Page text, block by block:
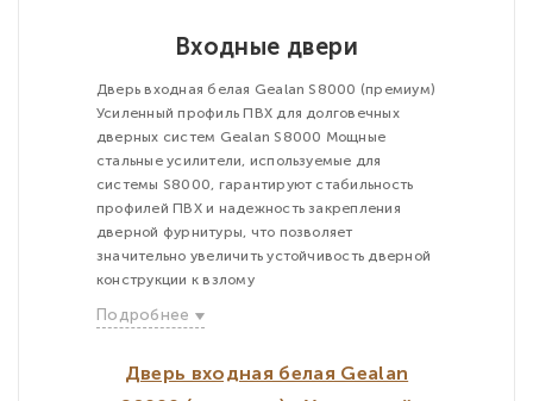
Входные двери
Дверь входная белая Gealan S8000 (премиум)
Усиленный профиль ПВХ для долговечных
дверных систем Gealan S8000 Мощные
стальные усилители, используемые для
системы S8000, гарантируют стабильность
профилей ПВХ и надежность закрепления
дверной фурнитуры, что позволяет
значительно увеличить устойчивость дверной
конструкции к взлому
Подробнее
Дверь входная белая Gealan